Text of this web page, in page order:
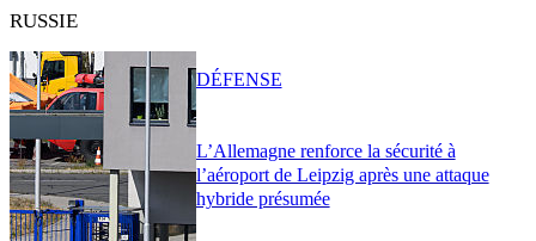
RUSSIE
L’Allemagne renforce la sécurité à
l’aéroport de Leipzig après une attaque
hybride présumée
DÉFENSE